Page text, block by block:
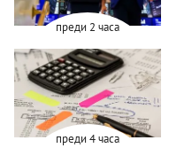
преди 2 часа
преди 4 часа